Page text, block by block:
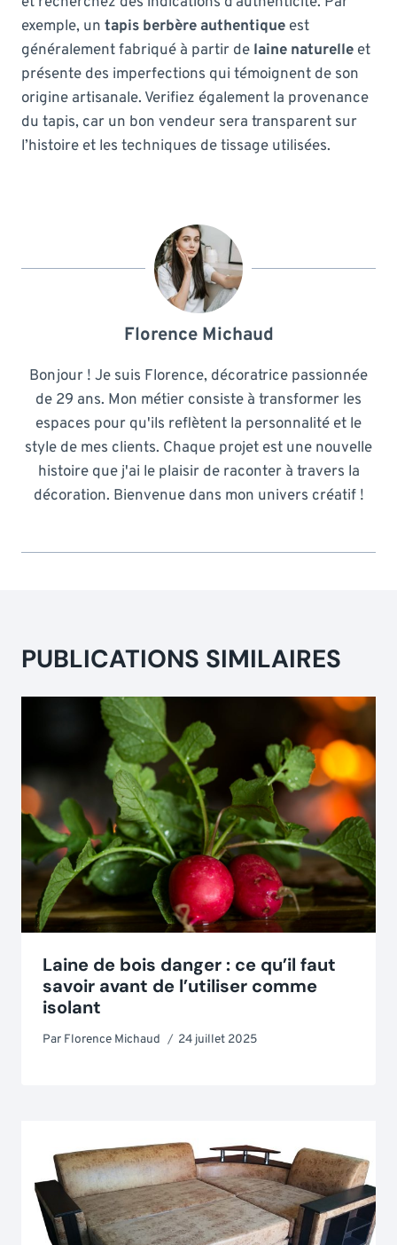
exemple, un tapis berbère authentique est
généralement fabriqué à partir de laine naturelle et
présente des imperfections qui témoignent de son
origine artisanale. Verifiez également la provenance
du tapis, car un bon vendeur sera transparent sur
l’histoire et les techniques de tissage utilisées.
Florence Michaud
Bonjour ! Je suis Florence, décoratrice passionnée
de 29 ans. Mon métier consiste à transformer les
espaces pour qu'ils reflètent la personnalité et le
style de mes clients. Chaque projet est une nouvelle
histoire que j'ai le plaisir de raconter à travers la
décoration. Bienvenue dans mon univers créatif !
PUBLICATIONS SIMILAIRES
Laine de bois danger : ce qu’il faut
savoir avant de l’utiliser comme
isolant
Par Florence Michaud 24 juillet 2025